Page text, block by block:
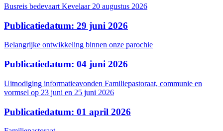
Busreis bedevaart Kevelaar 20 augustus 2026
Publicatiedatum: 29 juni 2026
Belangrijke ontwikkeling binnen onze parochie
Publicatiedatum: 04 juni 2026
Uitnodiging informatieavonden Familiepastoraat, communie en
vormsel op 23 juni en 25 juni 2026
Publicatiedatum: 01 april 2026